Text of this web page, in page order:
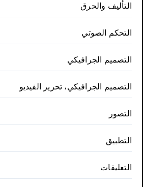
التأليف والحرق
التحكم الصوتي
التصميم الجرافيكي
التصميم الجرافيكي، تحرير الفيديو
التصور
التطبيق
التعليقات